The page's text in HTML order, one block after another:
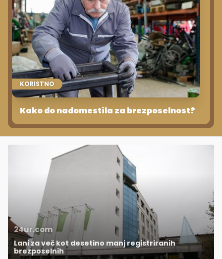
KORISTNO
Kako do nadomestila za brezposelnost?
24ur.com
Lani za več kot desetino manj registriranih
brezposelnih